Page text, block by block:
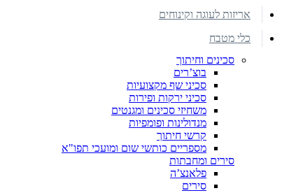
אריזות לעוגה וקינוחים
כלי מטבח
סכינים וחיתוך
בוצ’רים
סכיני שף מקצועיות
סכיני ירקות ופירות
משחיזי סכינים ומגנטים
מנדולינות ופומפיות
קרשי חיתוך
מספריים כותשי שום ומועכי תפו"א
סירים ומחבתות
פלאנצ’ה
סירים